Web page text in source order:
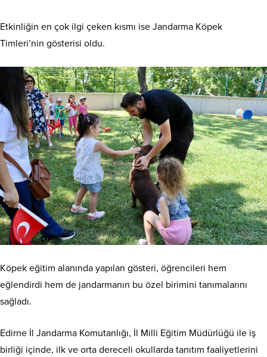
Etkinliğin en çok ilgi çeken kısmı ise Jandarma Köpek
Timleri’nin gösterisi oldu.
Köpek eğitim alanında yapılan gösteri, öğrencileri hem
eğlendirdi hem de jandarmanın bu özel birimini tanımalarını
sağladı.
Edirne İl Jandarma Komutanlığı, İl Milli Eğitim Müdürlüğü ile iş
birliği içinde, ilk ve orta dereceli okullarda tanıtım faaliyetlerini